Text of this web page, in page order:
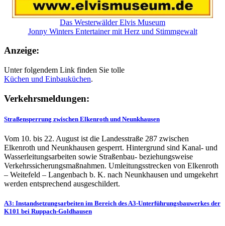
Das Westerwälder Elvis Museum
Jonny Winters Entertainer mit Herz und Stimmgewalt
Anzeige:
Unter folgendem Link finden Sie tolle
Küchen und Einbauküchen.
Verkehrsmeldungen:
Straßensperrung zwischen Elkenroth und Neunkhausen
Vom 10. bis 22. August ist die Landesstraße 287 zwischen
Elkenroth und Neunkhausen gesperrt. Hintergrund sind Kanal- und
Wasserleitungsarbeiten sowie Straßenbau- beziehungsweise
Verkehrssicherungsmaßnahmen. Umleitungsstrecken von Elkenroth
– Weitefeld – Langenbach b. K. nach Neunkhausen und umgekehrt
werden entsprechend ausgeschildert.
A3: Instandsetzungsarbeiten im Bereich des A3-Unterführungsbauwerkes der
K101 bei Ruppach-Goldhausen